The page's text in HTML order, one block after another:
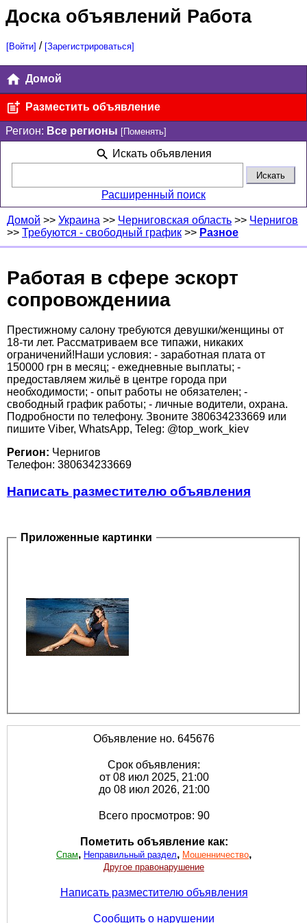
Доска объявлений Работа
[Войти] / [Зарегистрироваться]
Домой
Разместить объявление
Регион: Все регионы [Поменять]
Искать объявления
Расширенный поиск
Домой >> Украина >> Черниговская область >> Чернигов
>> Требуются - свободный график >> Разное
Работая в сфере эскорт
сопровожденииа
Престижному салону требуются девушки/женщины от
18-ти лет. Рассматриваем все типажи, никаких
ограничений!Наши условия: - заработная плата от
150000 грн в месяц; - ежедневные выплаты; -
предоставляем жильё в центре города при
необходимости; - опыт работы не обязателен; -
свободный график работы; - личные водители, охрана.
Подробности по телефону. Звоните 380634233669 или
пишите Viber, WhatsApp, Teleg: @top_work_kiev
Регион: Чернигов
Телефон: 380634233669
Написать разместителю объявления
Приложенные картинки
Объявление но. 645676
Срок объявления:
от 08 июл 2025, 21:00
до 08 июл 2026, 21:00
Всего просмотров: 90
Пометить объявление как:
Спам, Неправильный раздел, Мошенничество,
Другое правонарушение
Написать разместителю объявления
Сообщить о нарушении